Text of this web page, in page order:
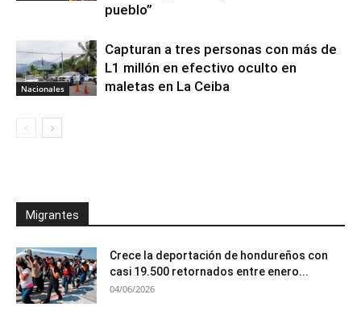
pueblo”
Nacionales
Capturan a tres personas con más de
L1 millón en efectivo oculto en
maletas en La Ceiba
Migrantes
Crece la deportación de hondureños con
casi 19.500 retornados entre enero...
04/06/2026